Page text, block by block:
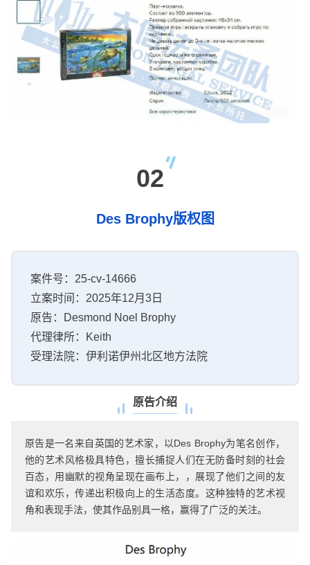
02
Des Brophy版权图
案件号：25-cv-14666
立案时间：2025年12月3日
原告：Desmond Noel Brophy
代理律所：Keith
受理法院：伊利诺伊州北区地方法院
原告介绍
原告是一名来自英国的艺术家，以Des Brophy为笔名创作，
他的艺术风格极具特色，擅长捕捉人们在无防备时刻的社会
百态，用幽默的视角呈现在画布上，，展现了他们之间的友
谊和欢乐，传递出积极向上的生活态度。这种独特的艺术视
角和表现手法，使其作品别具一格，赢得了广泛的关注。